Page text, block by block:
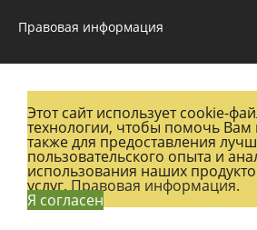
Правовая информация
Этот сайт использует cookie-
технологии, чтобы помочь Вам
также для предоставления
пользовательского опыта и
использования наших
услуг.Правовая информация.
Я согласен